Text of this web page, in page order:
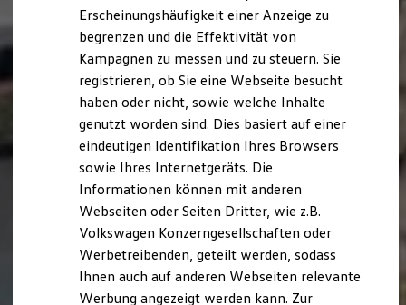
Marke und Erlebnis
Volkswagen R und R Experience
R-Modelle
R Experience
Driving Experience
Volkswagen entdecken
Werkbesichtigung
Lifestyle Shop
T-Roc Kollektion
Golf Kollektion
Volkswagen Kollektion
R-Kollektion
GTI Kollektion
Fußball Drop
we drive football
#wedriveproud
Erscheinungshäufigkeit einer Anzeige zu
begrenzen und die Effektivität von
Kampagnen zu messen und zu steuern. Sie
registrieren, ob Sie eine Webseite besucht
haben oder nicht, sowie welche Inhalte
genutzt worden sind. Dies basiert auf einer
eindeutigen Identifikation Ihres Browsers
sowie Ihres Internetgeräts. Die
Informationen können mit anderen
Webseiten oder Seiten Dritter, wie z.B.
Volkswagen Konzerngesellschaften oder
Werbetreibenden, geteilt werden, sodass
Ihnen auch auf anderen Webseiten relevante
Werbung angezeigt werden kann. Zur